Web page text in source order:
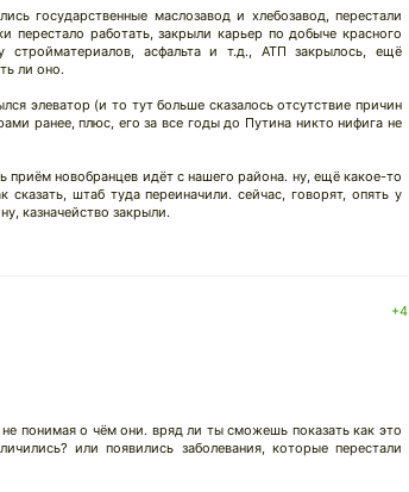
государственные маслозавод и хлебозавод, перестали
работать, закрыли карьер по добыче красного
стройматериалов, асфальта и т.д., АТП закрылось, ещё
ли оно.
элеватор (и то тут больше сказалось отсутствие причин
ранее, плюс, его за все годы до Путина никто нифига не
новобранцев идёт с нашего района. ну, ещё какое-то
штаб туда переиначили. сейчас, говорят, опять у
казначейство закрыли.
+4
понимая о чём они. вряд ли ты сможешь показать как это
или появились заболевания, которые перестали